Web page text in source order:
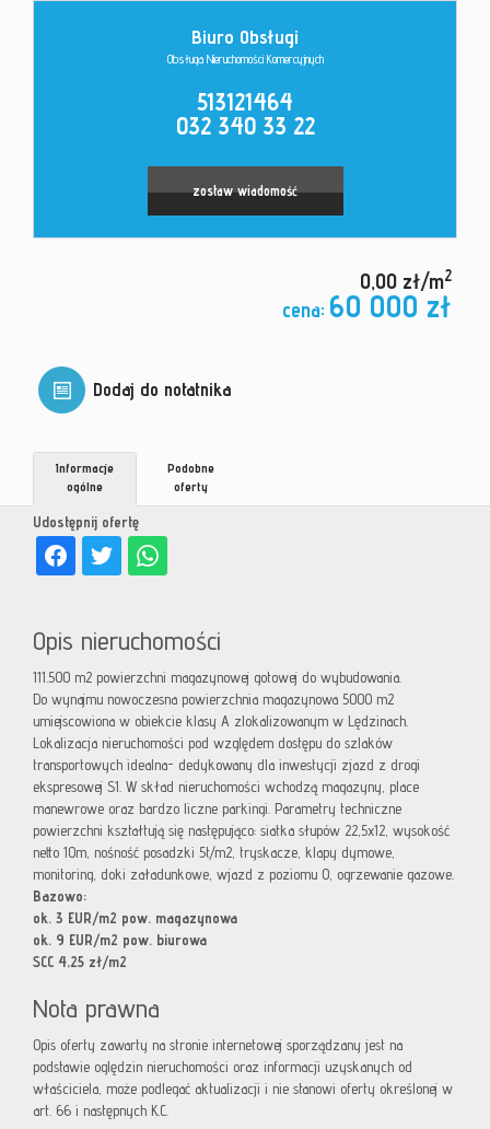
Biuro Obsługi
Obsługa Nieruchomości Komercyjnych
513121464
032 340 33 22
zostaw wiadomość
0,00 zł/m2
cena: 60 000 zł
Dodaj do notatnika
Udostępnij ofertę
Informacje
ogólne
Podobne
oferty
Opis nieruchomości
111.500 m2 powierzchni magazynowej gotowej do wybudowania.
Do wynajmu nowoczesna powierzchnia magazynowa 5000 m2
umiejscowiona w obiekcie klasy A zlokalizowanym w Lędzinach.
Lokalizacja nieruchomości pod względem dostępu do szlaków
transportowych idealna- dedykowany dla inwestycji zjazd z drogi
ekspresowej S1. W skład nieruchomości wchodzą magazyny, place
manewrowe oraz bardzo liczne parkingi. Parametry techniczne
powierzchni kształtują się następująco: siatka słupów 22,5x12, wysokość
netto 10m, nośność posadzki 5t/m2, tryskacze, klapy dymowe,
monitoring, doki załadunkowe, wjazd z poziomu 0, ogrzewanie gazowe.
Bazowo:
ok. 3 EUR/m2 pow. magazynowa
ok. 9 EUR/m2 pow. biurowa
SCC 4,25 zł/m2
Nota prawna
Opis oferty zawarty na stronie internetowej sporządzany jest na
podstawie oględzin nieruchomości oraz informacji uzyskanych od
właściciela, może podlegać aktualizacji i nie stanowi oferty określonej w
art. 66 i następnych K.C.